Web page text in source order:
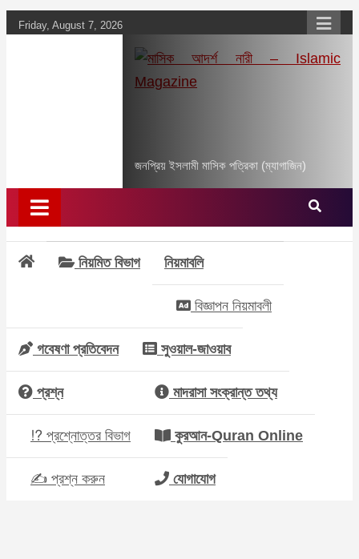
Skip
Friday, August 7, 2026
জনপ্রিয় ইসলামী মাসিক পত্রিকা (ম্যাগাজিন)
নিয়মিত বিভাগ নিয়মাবলি
বিজ্ঞাপন নিয়মাবলী
গবেষণা প্রতিবেদন সুওয়াল-জাওয়াব
প্রশ্ন
⁉ প্রশ্নোত্তর বিভাগ
✍ প্রশ্ন করুন
মাদরাসা সংক্রান্ত তথ্য
কুরআন-Quran Online
যোগাযোগ